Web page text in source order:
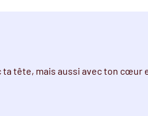
ta tête, mais aussi avec ton cœur